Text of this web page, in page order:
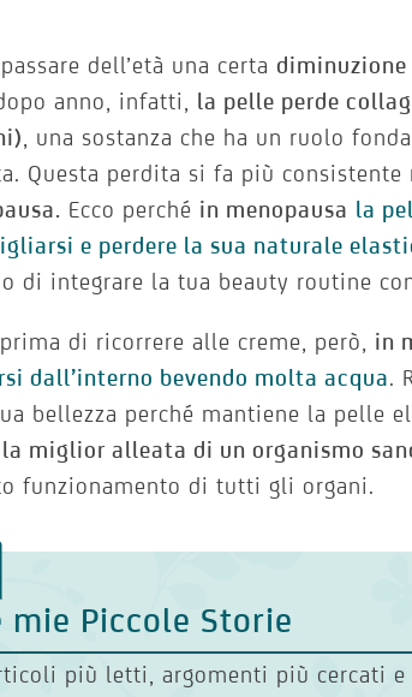
dell’età una certadiminuzione
anno, infatti, la pelle perde
, una sostanza che ha un ruolo
Questa perdita si fa più
Ecco perché in menopausa la
e perdere la sua naturale
di integrare la tua beauty routine
di ricorrere alle creme, però, in
dall’interno bevendo molta acqua.
bellezza perché mantiene la pelle
miglior alleata di un organismo
funzionamento di tutti gli organi.
mie Piccole Storie
più letti, argomenti più cercati e